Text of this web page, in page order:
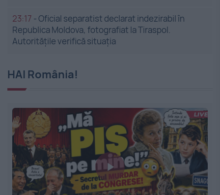
23:17 -Oficial separatist declarat indezirabil în
Republica Moldova, fotografiat la Tiraspol.
Autoritățile verifică situația
HAI România!